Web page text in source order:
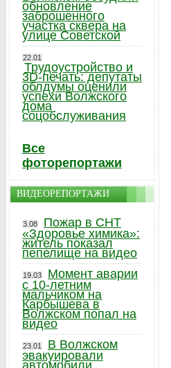
обновление
заброшенного
участка сквера на
улице Советской
22.01
Трудоустройство и
3D-печать: депутаты
облдумы оценили
успехи Волжского
дома
соцобслуживания
Все
фоторепортажи
ВИДЕОРЕПОРТАЖИ
3.08
Пожар в СНТ
«Здоровье химика»:
житель показал
пепелище на видео
19.03
Момент аварии
с 10-летним
мальчиком на
Карбышева в
Волжском попал на
видео
23.01
В Волжском
эвакуировали
автомобили,